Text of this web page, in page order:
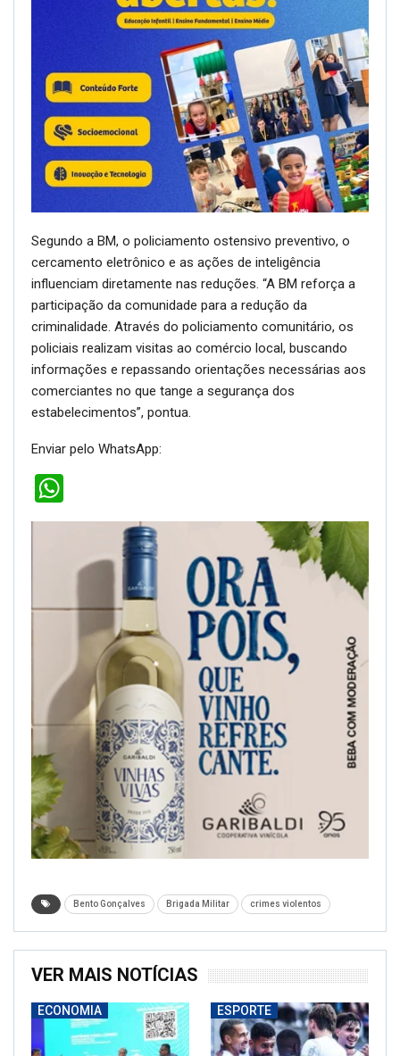
Segundo a BM, o policiamento ostensivo preventivo, o
cercamento eletrônico e as ações de inteligência
influenciam diretamente nas reduções. “A BM reforça a
participação da comunidade para a redução da
criminalidade. Através do policiamento comunitário, os
policiais realizam visitas ao comércio local, buscando
informações e repassando orientações necessárias aos
comerciantes no que tange a segurança dos
estabelecimentos”, pontua.
Enviar pelo WhatsApp:
Bento Gonçalves Brigada Militar crimes violentos
VER MAIS NOTÍCIAS
ECONOMIA ESPORTE